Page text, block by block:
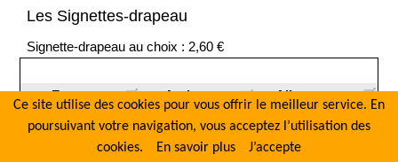
Les Signettes-drapeau
Signette-drapeau au choix : 2,60 €
France Andorre
Allemagne
Italie
Belgique
Espagne
Portugal Luxembourg
Ce site utilise des cookies pour vous offrir le meilleur service. En
poursuivant votre navigation, vous acceptez l’utilisation des
cookies.
En savoir plus J’accepte